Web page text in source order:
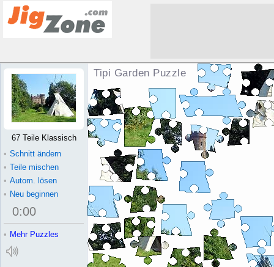
Tipi Garden Puzzle
67 Teile Klassisch
• Schnitt ändern
• Teile mischen
• Autom. lösen
• Neu beginnen
0:00
• Mehr Puzzles